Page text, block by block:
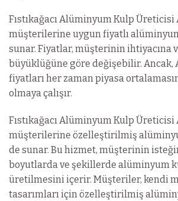
Fıstıkağacı Alüminyum Kulp Üreticisi
müşterilerine uygun fiyatlı
sunar. Fiyatlar, müşterinin ihtiyacına
büyüklüğüne göre değişebilir. Ancak,
fiyatları her zaman piyasa
olmaya çalışır.
Fıstıkağacı Alüminyum Kulp Üreticisi
müşterilerine özelleştirilmiş
de sunar. Bu hizmet, müşterinin
boyutlarda ve şekillerde alüminyum
üretilmesini içerir. Müşteriler, kendi
tasarımları için özelleştirilmiş